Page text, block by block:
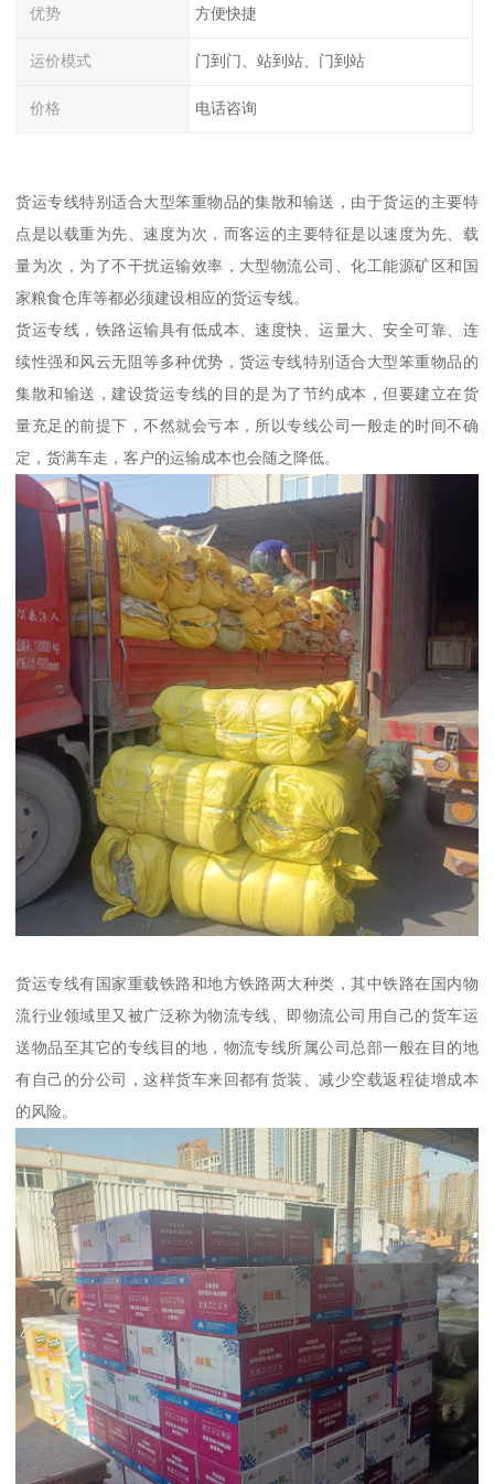
优势 方便快捷
运价模式 门到门、站到站、门到站
价格 电话咨询
货运专线特别适合大型笨重物品的集散和输送，由于货运的主要特
点是以载重为先、速度为次，而客运的主要特征是以速度为先、载
量为次，为了不干扰运输效率，大型物流公司、化工能源矿区和国
家粮食仓库等都必须建设相应的货运专线。
货运专线，铁路运输具有低成本、速度快、运量大、安全可靠、连
续性强和风云无阻等多种优势，货运专线特别适合大型笨重物品的
集散和输送，建设货运专线的目的是为了节约成本，但要建立在货
量充足的前提下，不然就会亏本，所以专线公司一般走的时间不确
定，货满车走，客户的运输成本也会随之降低。
货运专线有国家重载铁路和地方铁路两大种类，其中铁路在国内物
流行业领域里又被广泛称为物流专线、即物流公司用自己的货车运
送物品至其它的专线目的地，物流专线所属公司总部一般在目的地
有自己的分公司，这样货车来回都有货装、减少空载返程徒增成本
的风险。